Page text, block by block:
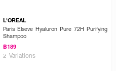
L'OREAL
Paris Elseve Hyaluron Pure 72H Purifying
Shampoo
฿189
2 Variations